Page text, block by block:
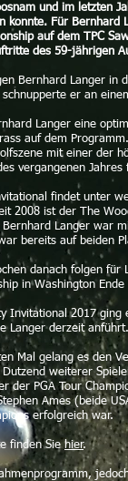
und im letzten
konnte. Für Bernhard
auf dem TPC
des 59-jährigen
Bernhard Langer in
schnupperte er an
Langer eine
auf dem
mit einer der
vergangenen
findet unter
2008 ist der The
Langer war
bereits auf beiden
danach folgen für
in Washington
Invitational 2017 ging
Langer derzeit anführt.
Mal gelang es den
weiterer
der PGA Tour
Ames (beide
erfolgreich war.
finden Siehier.